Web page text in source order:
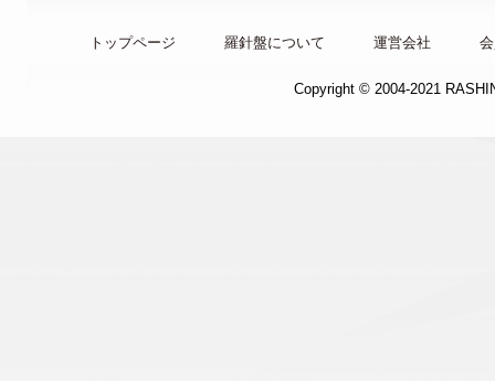
トップページ 羅針盤について 運営会社
Copyright © 2004-2021